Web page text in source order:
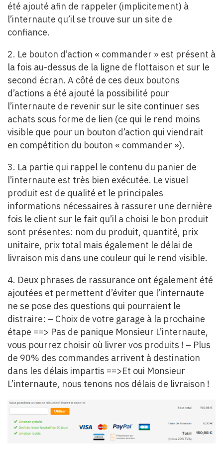
été ajouté afin de rappeler (implicitement) à
l’internaute qu’il se trouve sur un site de
confiance.
2. Le bouton d’action « commander » est présent à
la fois au-dessus de la ligne de flottaison et sur le
second écran. A côté de ces deux boutons
d’actions a été ajouté la possibilité pour
l’internaute de revenir sur le site continuer ses
achats sous forme de lien (ce qui le rend moins
visible que pour un bouton d’action qui viendrait
en compétition du bouton « commander »).
3. La partie qui rappel le contenu du panier de
l’internaute est très bien exécutée. Le visuel
produit est de qualité et le principales
informations nécessaires à rassurer une dernière
fois le client sur le fait qu’il a choisi le bon produit
sont présentes: nom du produit, quantité, prix
unitaire, prix total mais également le délai de
livraison mis dans une couleur qui le rend visible.
4. Deux phrases de rassurance ont également été
ajoutées et permettent d’éviter que l’internaute
ne se pose des questions qui pourraient le
distraire: – Choix de votre garage à la prochaine
étape ==> Pas de panique Monsieur L’internaute,
vous pourrez choisir où livrer vos produits ! – Plus
de 90% des commandes arrivent à destination
dans les délais impartis ==>Et oui Monsieur
L’internaute, nous tenons nos délais de livraison !